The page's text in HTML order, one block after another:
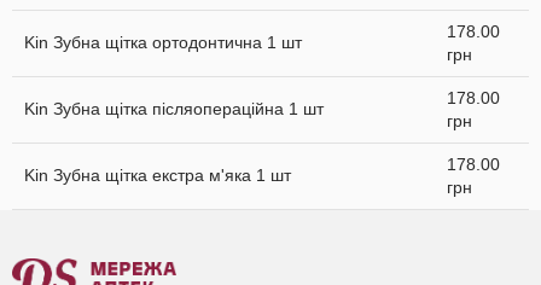
Kin Зубна щітка ортодонтична 1 шт
178.00
грн
Kin Зубна щітка післяопераційна 1 шт
178.00
грн
Kin Зубна щітка екстра м'яка 1 шт
178.00
грн